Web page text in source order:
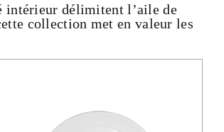
intérieur délimitent l’aile de
collection met en valeur les